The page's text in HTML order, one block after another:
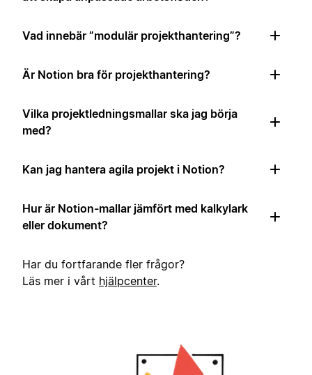
Vad innebär ”modulär projekthantering”?
Är Notion bra för projekthantering?
Vilka projektledningsmallar ska jag börja
med?
Kan jag hantera agila projekt i Notion?
Hur är Notion-mallar jämfört med kalkylark
eller dokument?
Har du fortfarande fler frågor?
Läs mer i vårt hjälpcenter.